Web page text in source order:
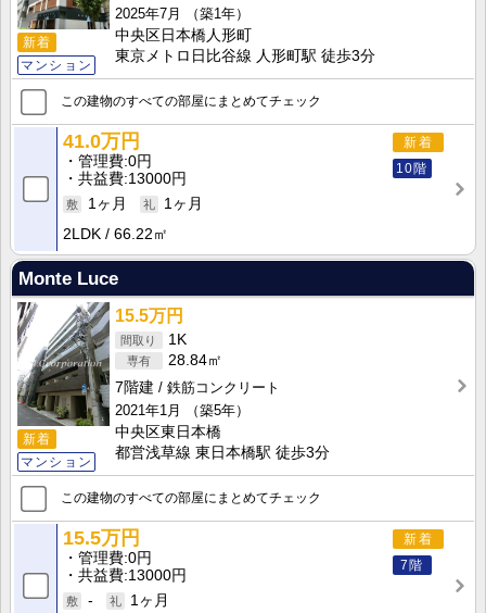
新着
マンション
2025年7月
（築1年）
中央区日本橋人形町
東京メトロ日比谷線 人形町駅 徒歩3分
この建物のすべての部屋にまとめてチェック
新着
10階
41.0万円
管理費 0円
共益費 13000円
1ヶ月
1ヶ月
2LDK
66.22㎡
Monte Luce
新着
マンション
15.5万円
1K
28.84㎡
7階建
鉄筋コンクリート
2021年1月
（築5年）
中央区東日本橋
都営浅草線 東日本橋駅 徒歩3分
この建物のすべての部屋にまとめてチェック
新着
7階
15.5万円
管理費 0円
共益費 13000円
-
1ヶ月